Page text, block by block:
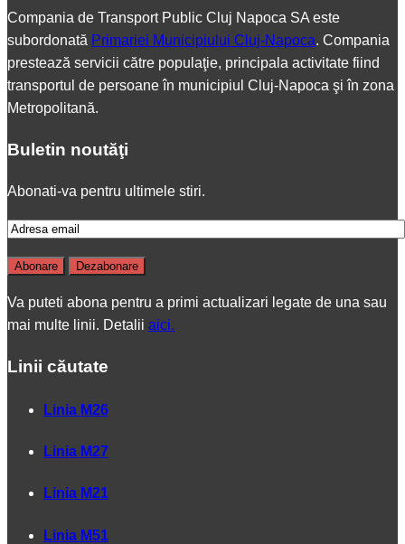
Compania de Transport Public Cluj Napoca SA este
subordonată Primariei Municipiului Cluj-Napoca. Compania
prestează servicii către populaţie, principala activitate fiind
transportul de persoane în municipiul Cluj-Napoca şi în zona
Metropolitană.
Buletin noutăţi
Abonati-va pentru ultimele stiri.
Va puteti abona pentru a primi actualizari legate de una sau
mai multe linii. Detalii aici.
Linii căutate
Linia M26
Linia M27
Linia M21
Linia M51